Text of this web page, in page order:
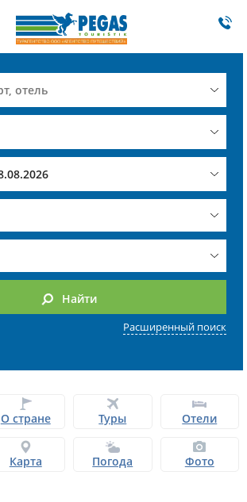
Найти
Расширенный поиск
О стране Туры Отели
Карта Погода Фото